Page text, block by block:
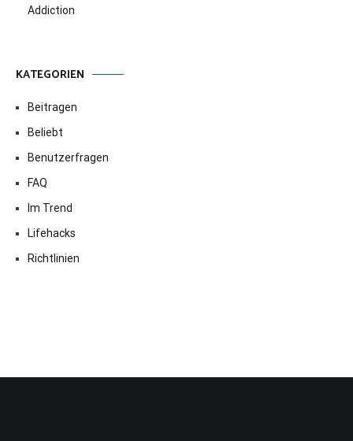
Addiction
KATEGORIEN
Beitragen
Beliebt
Benutzerfragen
FAQ
Im Trend
Lifehacks
Richtlinien